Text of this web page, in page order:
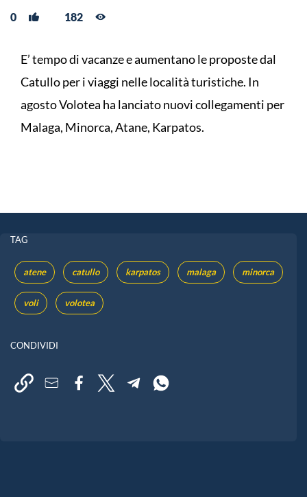
0 182
E’ tempo di vacanze e aumentano le proposte dal
Catullo per i viaggi nelle località turistiche. In
agosto Volotea ha lanciato nuovi collegamenti per
Malaga, Minorca, Atane, Karpatos.
TAG
atene catullo karpatos malaga minorca
voli volotea
CONDIVIDI